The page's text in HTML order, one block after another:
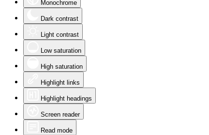
Monochrome
Dark contrast
Light contrast
Low saturation
High saturation
Highlight links
Highlight headings
Screen reader
Read mode